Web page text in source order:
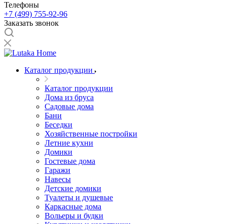
Телефоны
+7 (499) 755-92-96
Заказать звонок
Каталог продукции
Каталог продукции
Дома из бруса
Садовые дома
Бани
Беседки
Хозяйственные постройки
Летние кухни
Домики
Гостевые дома
Гаражи
Навесы
Детские домики
Туалеты и душевые
Каркасные дома
Вольеры и будки